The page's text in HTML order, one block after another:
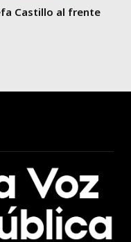
Castillo al frente